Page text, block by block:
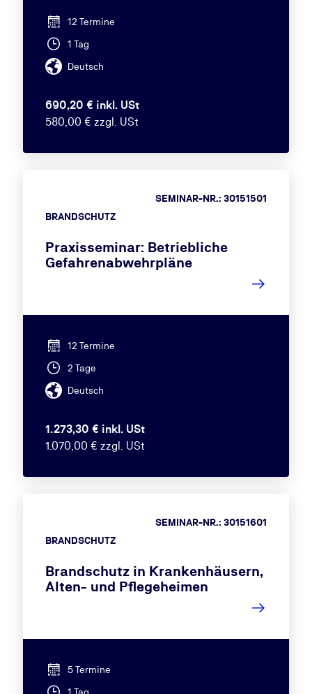
12 Termine
1 Tag
Deutsch
690,20 € inkl. USt
580,00 € zzgl. USt
BRANDSCHUTZ
SEMINAR-NR.: 30151501
Praxisseminar: Betriebliche
Gefahrenabwehrpläne
12 Termine
2 Tage
Deutsch
1.273,30 € inkl. USt
1.070,00 € zzgl. USt
BRANDSCHUTZ
SEMINAR-NR.: 30151601
Brandschutz in Krankenhäusern,
Alten- und Pflegeheimen
5 Termine